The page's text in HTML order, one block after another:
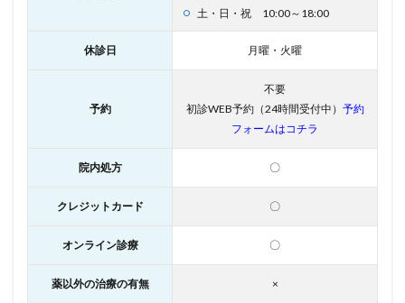
土・日・祝 10:00～18:00
休診日 月曜・火曜
予約
不要
初診WEB予約（24時間受付中） 予約
フォームはコチラ
院内処方 〇
クレジットカード 〇
オンライン診療 〇
薬以外の治療の有無 ×